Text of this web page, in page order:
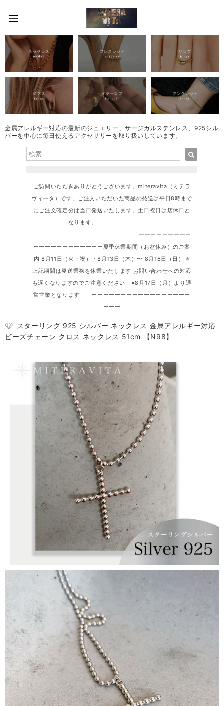
金属アレルギー対応の最新のジュエリー、サージカルステンレス、925シル
バーを中心に毎日使えるアクセサリーを取り扱いしています。
ご訪問いただきありがとうございます。miteravita（ミテラ
ヴィータ）です。ご注文いただいた商品の発送は平日8時まで
にご注文確定分は当日発送いたします。土日祝日は店休日と
なります。
ーーーーーーーーー
ーーーーーーーーーーーー夏季休業期間（お盆休み）のご案
内 8月11日（火・祝）・8月13日（木）〜 8月16日（日） ※
上記期間は発送業務を休業いたします お問い合わせへの対応
も遅くなりますのでご注意ください ※8月17日（月）より通
常営業となります ーーーーーーーーーーーーーーーーー
ーーー
スターリング 925 シルバー ネックレス 金属アレルギー対応
ビーズチェーン クロス ネックレス 51cm 【N98】